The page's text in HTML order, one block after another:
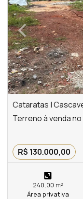
‹Previous
Cataratas |
Terreno à venda
R$ 130.000,00
240,00 m²
Área privativa